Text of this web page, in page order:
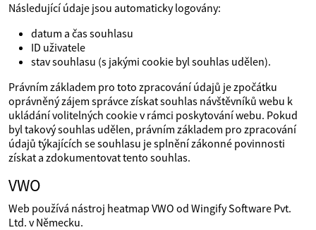
Následující údaje jsou automaticky logovány:
datum a čas souhlasu
ID uživatele
stav souhlasu (s jakými cookie byl souhlas udělen).
Právním základem pro toto zpracování údajů je zpočátku
oprávněný zájem správce získat souhlas návštěvníků webu k
ukládání volitelných cookie v rámci poskytování webu. Pokud
byl takový souhlas udělen, právním základem pro zpracování
údajů týkajících se souhlasu je splnění zákonné povinnosti
získat a zdokumentovat tento souhlas.
VWO
Web používá nástroj heatmap VWO od Wingify Software Pvt.
Ltd. v Německu.